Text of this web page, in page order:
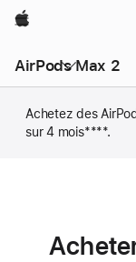
Apple
AirPods Max 2
Achetez des
sur 4 moisNote
****.